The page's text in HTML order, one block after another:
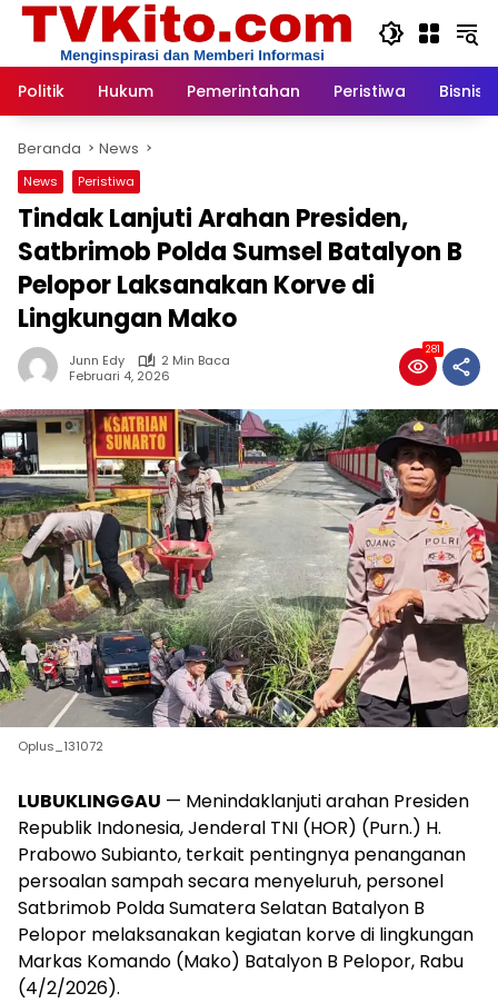
Langsung
Politik
Hukum Pemerintahan Peristiwa Bisnis
Beranda News
News Peristiwa
Tindak Lanjuti Arahan Presiden,
Satbrimob Polda Sumsel Batalyon B
Pelopor Laksanakan Korve di
Lingkungan Mako
Junn Edy
2 Min Baca
Februari 4, 2026
281
Oplus_131072
LUBUKLINGGAU — Menindaklanjuti arahan Presiden
Republik Indonesia, Jenderal TNI (HOR) (Purn.) H.
Prabowo Subianto, terkait pentingnya penanganan
persoalan sampah secara menyeluruh, personel
Satbrimob Polda Sumatera Selatan Batalyon B
Pelopor melaksanakan kegiatan korve di lingkungan
Markas Komando (Mako) Batalyon B Pelopor, Rabu
(4/2/2026).